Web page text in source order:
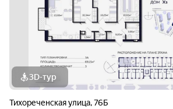
3D-тур
Тихореченская улица,76Б